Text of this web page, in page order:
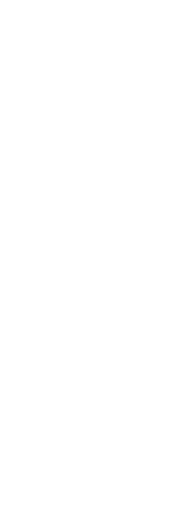
La ruta del navío
reivindicaciones
colectivo, de
plataforma
En un
próximo día 14
que «trata de
responsables de
compromiso
Desde la entidad,
identificado como
recientemente se
zona costera